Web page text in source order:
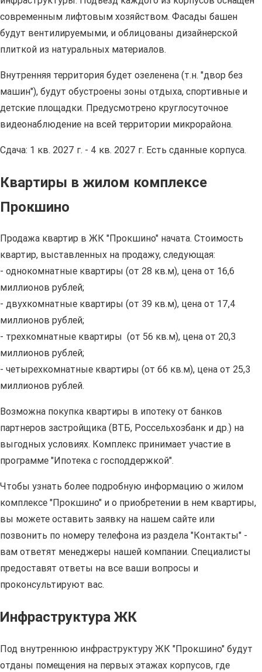
современным лифтовым хозяйством. Фасады башен
будут вентилируемыми, и облицованы дизайнерской
плиткой из натуральных материалов.
Внутренняя территория будет озеленена (т.н. "двор без
машин"), будут обустроены зоны отдыха, спортивные и
детские площадки. Предусмотрено круглосуточное
видеонаблюдение на всей территории микрорайона.
Сдача: 1 кв. 2027 г. - 4 кв. 2027 г. Есть сданные корпуса.
Квартиры в жилом комплексе
Прокшино
Продажа квартир в ЖК "Прокшино" начата. Стоимость
квартир, выставленных на продажу, следующая:
- однокомнатные квартиры (от 28 кв.м), цена от 16,6
миллионов рублей;
- двухкомнатные квартиры (от 39 кв.м), цена от 17,4
миллионов рублей;
- трехкомнатные квартиры (от 56 кв.м), цена от 20,3
миллионов рублей;
- четырехкомнатные квартиры (от 66 кв.м), цена от 25,3
миллионов рублей.
Возможна покупка квартиры в ипотеку от банков
партнеров застройщика (ВТБ, Россельхозбанк и др.) на
выгодных условиях. Комплекс принимает участие в
программе "Ипотека с господдержкой".
Чтобы узнать более подробную информацию о жилом
комплексе "Прокшино" и о приобретении в нем квартиры,
вы можете оставить заявку на нашем сайте или
позвонить по номеру телефона из раздела "Контакты" -
вам ответят менеджеры нашей компании. Специалисты
предоставят ответы на все ваши вопросы и
проконсультируют вас.
Инфраструктура ЖК
Под внутреннюю инфраструктуру ЖК "Прокшино" будут
отданы помещения на первых этажах корпусов, где